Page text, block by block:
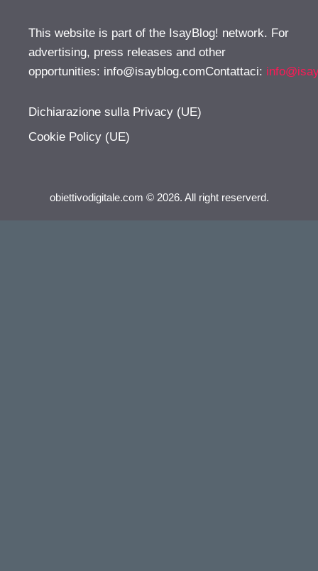
This website is part of the IsayBlog! network. For
advertising, press releases and other
opportunities: info@isayblog.comContattaci:
Dichiarazione sulla Privacy (UE)
Cookie Policy (UE)
obiettivodigitale.com © 2026. All right reserverd.